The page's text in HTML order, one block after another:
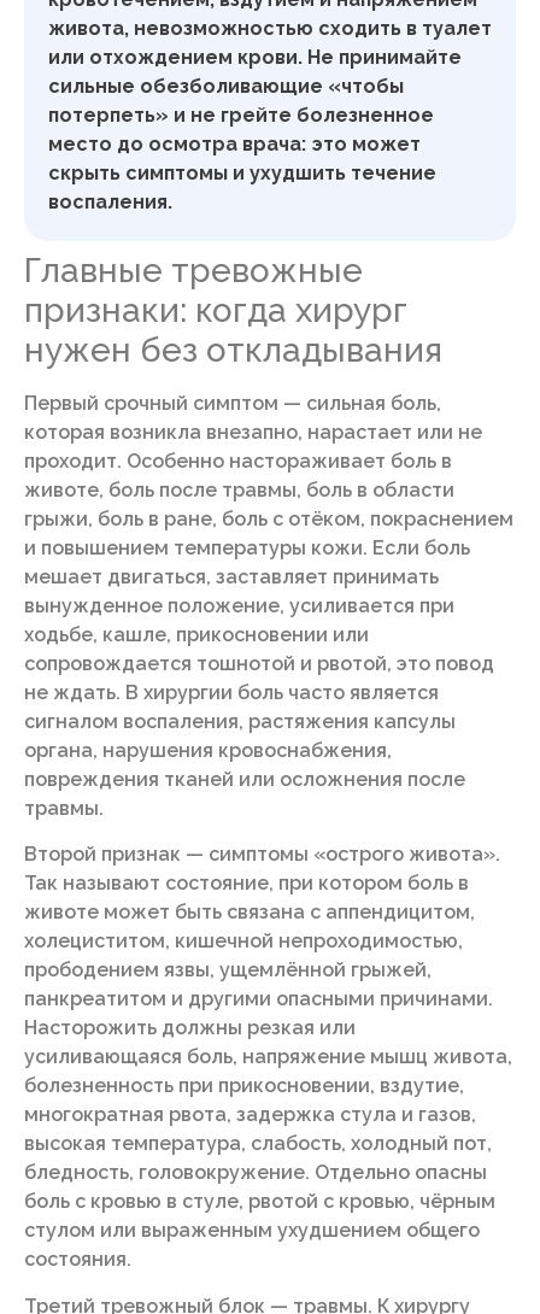
живота, невозможностью сходить в туалет
или отхождением крови. Не принимайте
сильные обезболивающие «чтобы
потерпеть» и не грейте болезненное
место до осмотра врача: это может
скрыть симптомы и ухудшить течение
воспаления.
Главные тревожные
признаки: когда хирург
нужен без откладывания
Первый срочный симптом — сильная боль,
которая возникла внезапно, нарастает или не
проходит. Особенно настораживает боль в
животе, боль после травмы, боль в области
грыжи, боль в ране, боль с отёком, покраснением
и повышением температуры кожи. Если боль
мешает двигаться, заставляет принимать
вынужденное положение, усиливается при
ходьбе, кашле, прикосновении или
сопровождается тошнотой и рвотой, это повод
не ждать. В хирургии боль часто является
сигналом воспаления, растяжения капсулы
органа, нарушения кровоснабжения,
повреждения тканей или осложнения после
травмы.
Второй признак — симптомы «острого живота».
Так называют состояние, при котором боль в
животе может быть связана с аппендицитом,
холециститом, кишечной непроходимостью,
прободением язвы, ущемлённой грыжей,
панкреатитом и другими опасными причинами.
Насторожить должны резкая или
усиливающаяся боль, напряжение мышц живота,
болезненность при прикосновении, вздутие,
многократная рвота, задержка стула и газов,
высокая температура, слабость, холодный пот,
бледность, головокружение. Отдельно опасны
боль с кровью в стуле, рвотой с кровью, чёрным
стулом или выраженным ухудшением общего
состояния.
Третий тревожный блок — травмы. К хирургу